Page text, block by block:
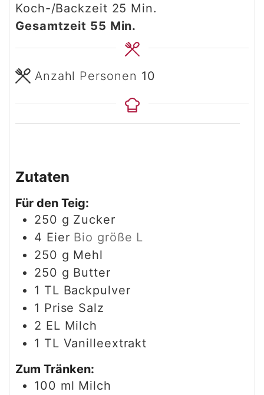
Koch-/Backzeit 25 Minuten
Min.
Gesamtzeit 55 Minuten
Min.
Anzahl Personen 10
Zutaten
Für den Teig:
250 g Zucker
4 Eier Bio größe L
250 g Mehl
250 g Butter
1 TL Backpulver
1 Prise Salz
2 EL Milch
1 TL Vanilleextrakt
Zum Tränken:
100 ml Milch